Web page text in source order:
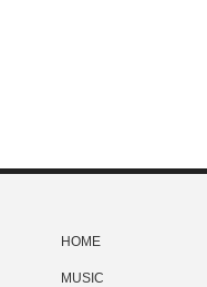
HOME
MUSIC